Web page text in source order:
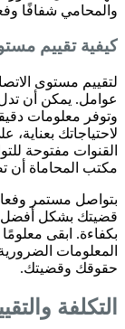
والمحامي شفافًا
كيفية تقييم
لتقييم مستوى
عوامل. يمكن أن تدل
وتوفر معلومات
لاحتياجاتك
القنوات مفتوحة
مكتب المحاماة أن
بتواصل مستمر
قضيتك بشكل أفضل
بكفاءة. ابقى
المعلومات
حقوقك وقضيتك.
التكلفة